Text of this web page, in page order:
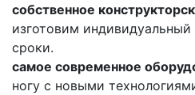
собственное
изготовим индивидуальный
сроки.
самое современное
ногу с новыми